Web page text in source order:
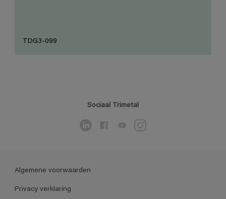
TDG3-099
Sociaal Trimetal
Algemene voorwaarden
Privacy verklaring